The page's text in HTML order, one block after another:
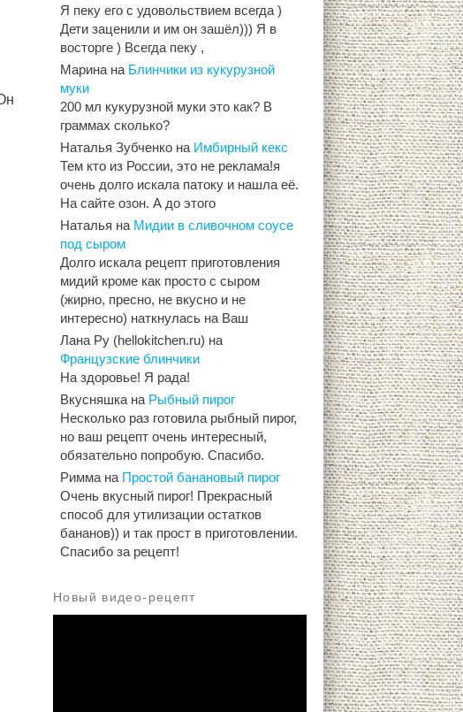
Я пеку его с удовольствием всегда )
Дети заценили и им он зашёл))) Я в
восторге ) Всегда пеку ,
Марина на Блинчики из кукурузной
муки
200 мл кукурузной муки это как? В
граммах сколько?
Наталья Зубченко на Имбирный кекс
Тем кто из России, это не реклама!я
очень долго искала патоку и нашла её.
На сайте озон. А до этого
Наталья на Мидии в сливочном соусе
под сыром
Долго искала рецепт приготовления
мидий кроме как просто с сыром
(жирно, пресно, не вкусно и не
интересно) наткнулась на Ваш
Лана Ру (hellokitchen.ru) на
Французские блинчики
На здоровье! Я рада!
Вкусняшка на Рыбный пирог
Несколько раз готовила рыбный пирог,
но ваш рецепт очень интересный,
обязательно попробую. Спасибо.
Римма на Простой банановый пирог
Очень вкусный пирог! Прекрасный
способ для утилизации остатков
бананов)) и так прост в приготовлении.
Спасибо за рецепт!
Новый видео-рецепт